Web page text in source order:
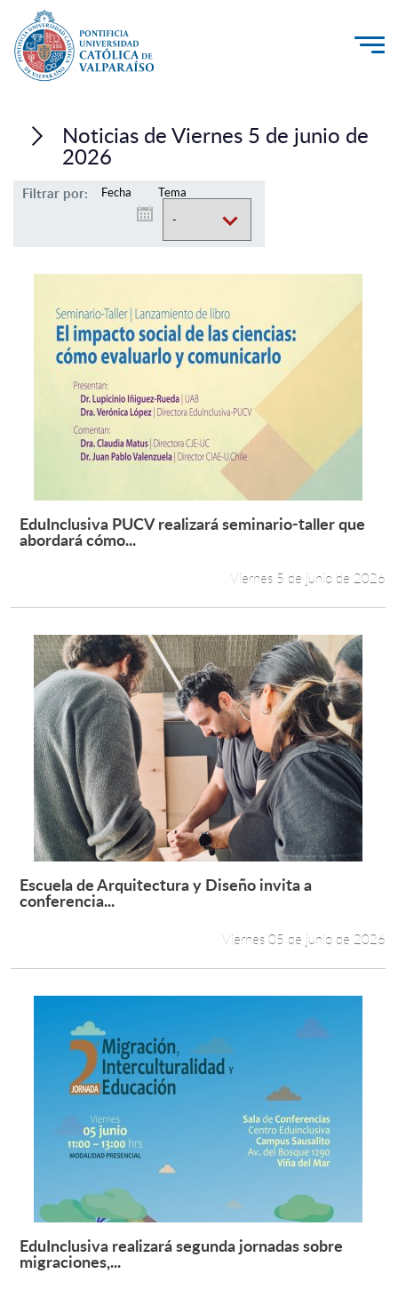
Investigación, Creación e Innovación
Vinculación con el Medio
Admisión
Pregrado
Postgrado
Formación Continua
Estudiantes
Funcionarios
Alumni
Noticias de Viernes 5 de junio de
2026
Filtrar por: Fecha Tema
Leer más +
EduInclusiva PUCV realizará seminario-taller que
abordará cómo...
Viernes 5 de junio de 2026
Leer más +
Escuela de Arquitectura y Diseño invita a
conferencia...
Viernes 05 de junio de 2026
Leer más +
EduInclusiva realizará segunda jornadas sobre
migraciones,...